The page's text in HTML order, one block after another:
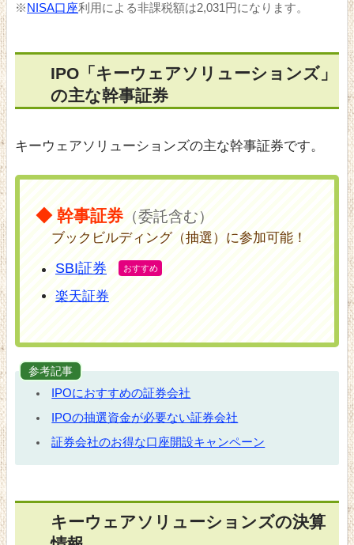
※NISA口座利用による非課税額は2,031円になります。
IPO「キーウェアソリューションズ」
の主な幹事証券
キーウェアソリューションズの主な幹事証券です。
◆ 幹事証券（委託含む）
ブックビルディング（抽選）に参加可能！
SBI証券
楽天証券
参考記事
IPOにおすすめの証券会社
IPOの抽選資金が必要ない証券会社
証券会社のお得な口座開設キャンペーン
キーウェアソリューションズの決算